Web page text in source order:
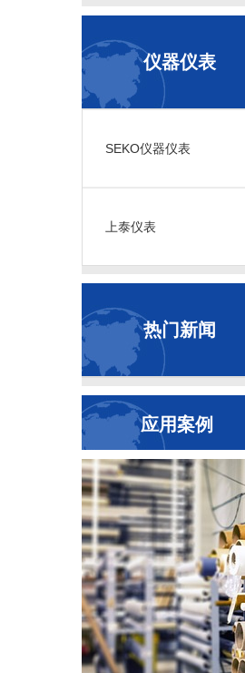
仪器仪表
SEKO仪器仪表
上泰仪表
热门新闻
应用案例